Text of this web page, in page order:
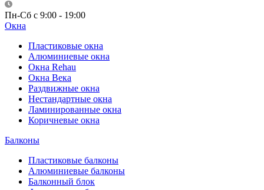
Пн-Сб с 9:00 - 19:00
Окна
Пластиковые окна
Алюминиевые окна
Окна Rehau
Окна Века
Раздвижные окна
Нестандартные окна
Ламинированные окна
Коричневые окна
Балконы
Пластиковые балконы
Алюминиевые балконы
Балконный блок